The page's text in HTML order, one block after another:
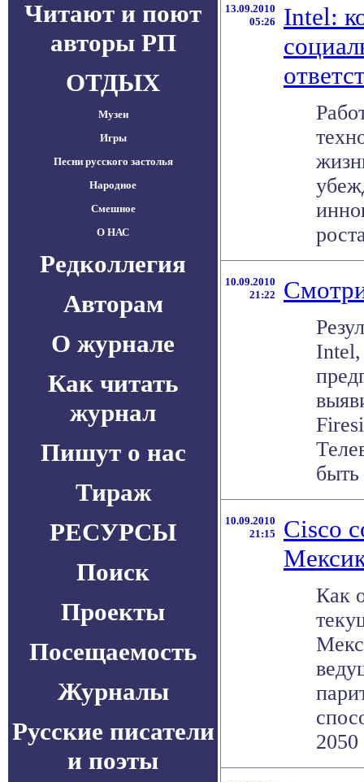
Читают и поют
авторы РП
ОТДЫХ
Музеи
Игры
Песни русского застолья
Народное
Смешное
О НАС
Редколлегия
Авторам
О журнале
Как читать
журнал
Пишут о нас
Тираж
РЕСУРСЫ
Поиск
Проекты
Посещаемость
Журналы
Русские писатели
и поэты
13.09.2010
05:26
Intel:
10.09.2010
21:22
10.09.2010
21:15
Cisco
Как
2050